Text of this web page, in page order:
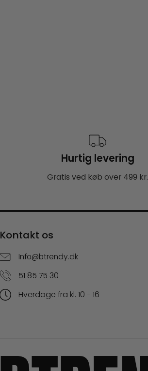
Hurtig levering
Gratis ved køb over 499 kr.
Kontakt os
Info@btrendy.dk
51 85 75 30
Hverdage fra kl. 10 - 16